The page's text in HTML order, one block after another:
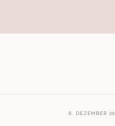
6. DEZEMBER